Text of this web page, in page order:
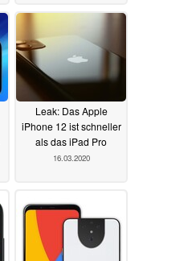
Leak: Das Apple
iPhone 12 ist schneller
als das iPad Pro
16.03.2020